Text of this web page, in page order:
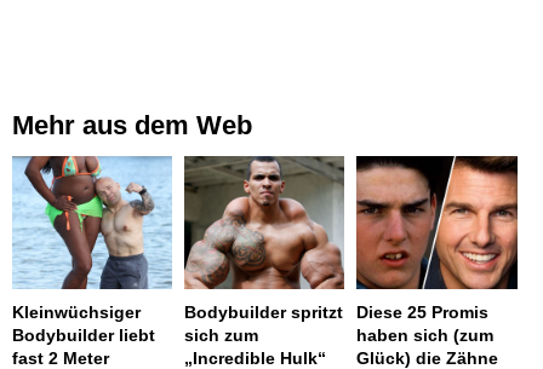
Mehr aus dem Web
Kleinwüchsiger
Bodybuilder liebt
fast 2 Meter
Bodybuilder spritzt
sich zum
„Incredible Hulk“
Diese 25 Promis
haben sich (zum
Glück) die Zähne